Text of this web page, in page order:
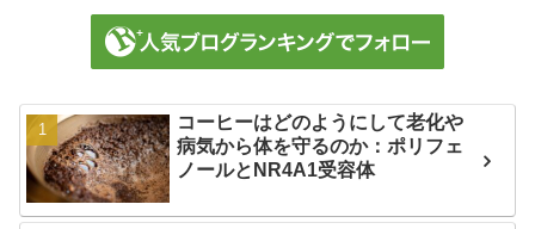
コーヒーはどのようにして老化や
病気から体を守るのか：ポリフェ
ノールとNR4A1受容体